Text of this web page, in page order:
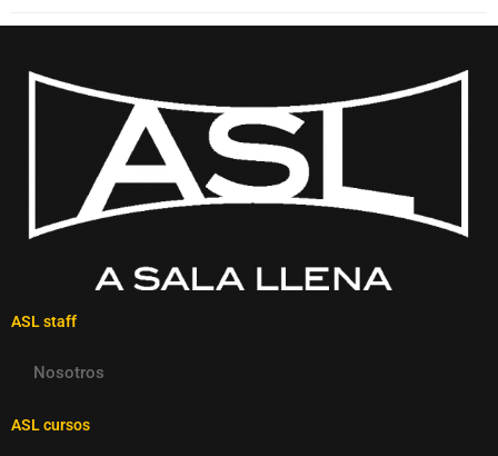
ASL staff
Nosotros
ASL cursos